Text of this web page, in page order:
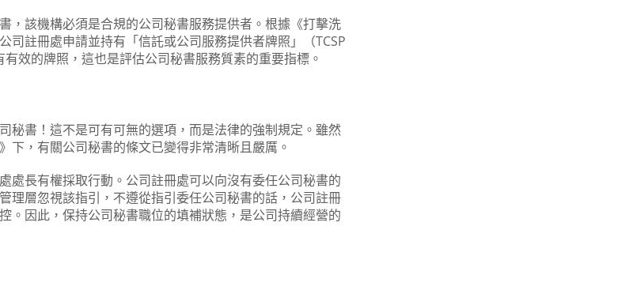
，該機構必須是合規的公司秘書服務提供者。根據《打擊洗
註冊處申請並持有「信託或公司服務提供者牌照」（TCSP
效的牌照，這也是評估公司秘書服務質素的重要指標。
秘書！這不是可有可無的選項，而是法律的強制規定。雖然
，有關公司秘書的條文已變得非常清晰且嚴厲。
處長有權採取行動。公司註冊處可以向沒有委任公司秘書的
理層忽視該指引，不遵從指引委任公司秘書的話，公司註冊
。因此，保持公司秘書職位的填補狀態，是公司持續經營的